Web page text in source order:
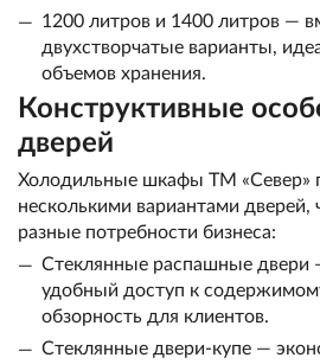
1200 литров и 1400 литров —
двухстворчатые варианты,
объемов хранения.
Конструктивные
дверей
Холодильные шкафы ТМ «Север»
несколькими вариантами дверей,
разные потребности бизнеса:
Стеклянные распашные двери
удобный доступ к
обзорность для клиентов.
Стеклянные двери-купе —